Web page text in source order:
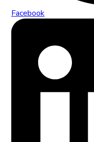
Facebook